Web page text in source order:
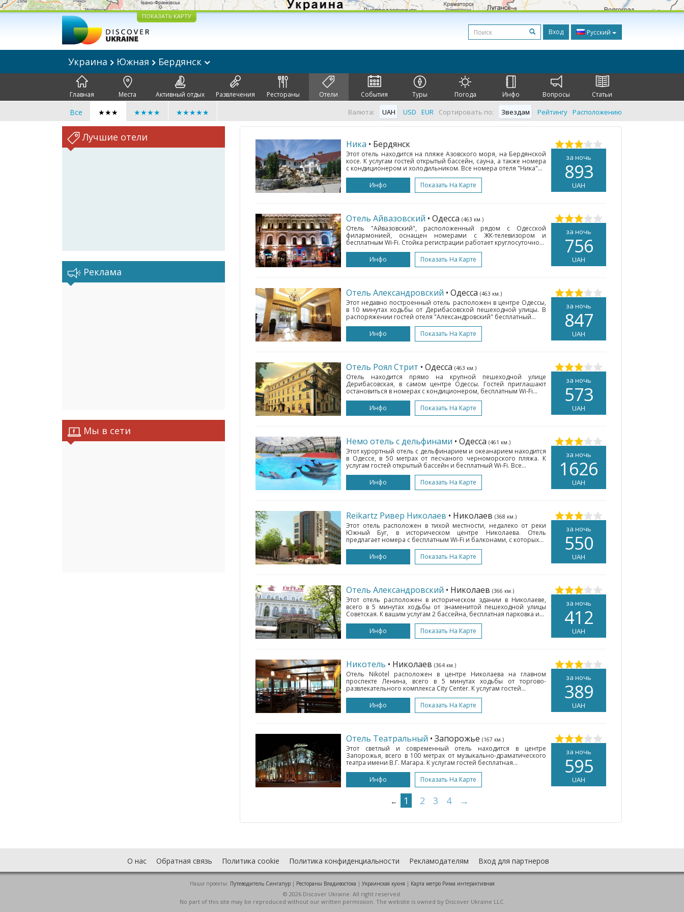
ПОКАЗАТЬ КАРТУ
Вход Русский
Украина Южная Бердянск
Главная Места Активный отдых Развлечения Рестораны Отели События Туры Погода Инфо Вопросы Статьи
Все ★★★ ★★★★ ★★★★★ Сортировать по: Звездам Рейтингу Расположению
Валюта: UAH USD EUR
Лучшие отели
Реклама
Мы в сети
за ночь
893
UAH
Ника • Бердянск
Этот отель находится на пляже Азовского моря, на Бердянской
косе. К услугам гостей открытый бассейн, сауна, а также номера
с кондиционером и холодильником. Все номера отеля "Ника"...
Инфо
Показать На Карте
за ночь
756
UAH
Отель Айвазовский • Одесса (463 км.)
Отель "Айвазовский", расположенный рядом с Одесской
филармонией, оснащен номерами с ЖК-телевизором и
бесплатным Wi-Fi. Стойка регистрации работает круглосуточно...
Инфо
Показать На Карте
за ночь
847
UAH
Отель Александровский • Одесса (463 км.)
Этот недавно построенный отель расположен в центре Одессы,
в 10 минутах ходьбы от Дерибасовской пешеходной улицы. В
распоряжении гостей отеля "Александровский" бесплатный...
Инфо
Показать На Карте
за ночь
573
UAH
Отель Роял Стрит • Одесса (463 км.)
Отель находится прямо на крупной пешеходной улице
Дерибасовская, в самом центре Одессы. Гостей приглашают
остановиться в номерах с кондиционером, бесплатным Wi-Fi...
Инфо
Показать На Карте
за ночь
1626
UAH
Немо отель с дельфинами • Одесса (461 км.)
Этот курортный отель с дельфинарием и океанарием находится
в Одессе, в 50 метрах от песчаного черноморского пляжа. К
услугам гостей открытый бассейн и бесплатный Wi-Fi. Все...
Инфо
Показать На Карте
за ночь
550
UAH
Reikartz Ривер Николаев • Николаев (368 км.)
Этот отель расположен в тихой местности, недалеко от реки
Южный Буг, в историческом центре Николаева. Отель
предлагает номера с бесплатным Wi-Fi и балконами, с которых...
Инфо
Показать На Карте
за ночь
412
UAH
Отель Александровский • Николаев (366 км.)
Этот отель расположен в историческом здании в Николаеве,
всего в 5 минутах ходьбы от знаменитой пешеходной улицы
Советская. К вашим услугам 2 бассейна, бесплатная парковка и...
Инфо
Показать На Карте
за ночь
389
UAH
Никотель • Николаев (364 км.)
Отель Nikotel расположен в центре Николаева на главном
проспекте Ленина, всего в 5 минутах ходьбы от торгово-
развлекательного комплекса City Center. К услугам гостей...
Инфо
Показать На Карте
за ночь
595
UAH
Отель Театральный • Запорожье (167 км.)
Этот светлый и современный отель находится в центре
Запорожья, всего в 100 метрах от музыкально-драматического
театра имени В.Г. Магара. К услугам гостей бесплатная...
Инфо
Показать На Карте
← 1 2 3 4 →
О нас Обратная связь Политика cookie Политика конфиденциальности Рекламодателям Вход для партнеров
Наши проекты: Путеводитель Сингапур| Рестораны Владивостока | Украинская кухня | Карта метро Рима интерактивная
© 2026 Discover Ukraine. All right reserved.
No part of this site may be reproduced without our written permission. The website is owned by Discover Ukraine LLC.